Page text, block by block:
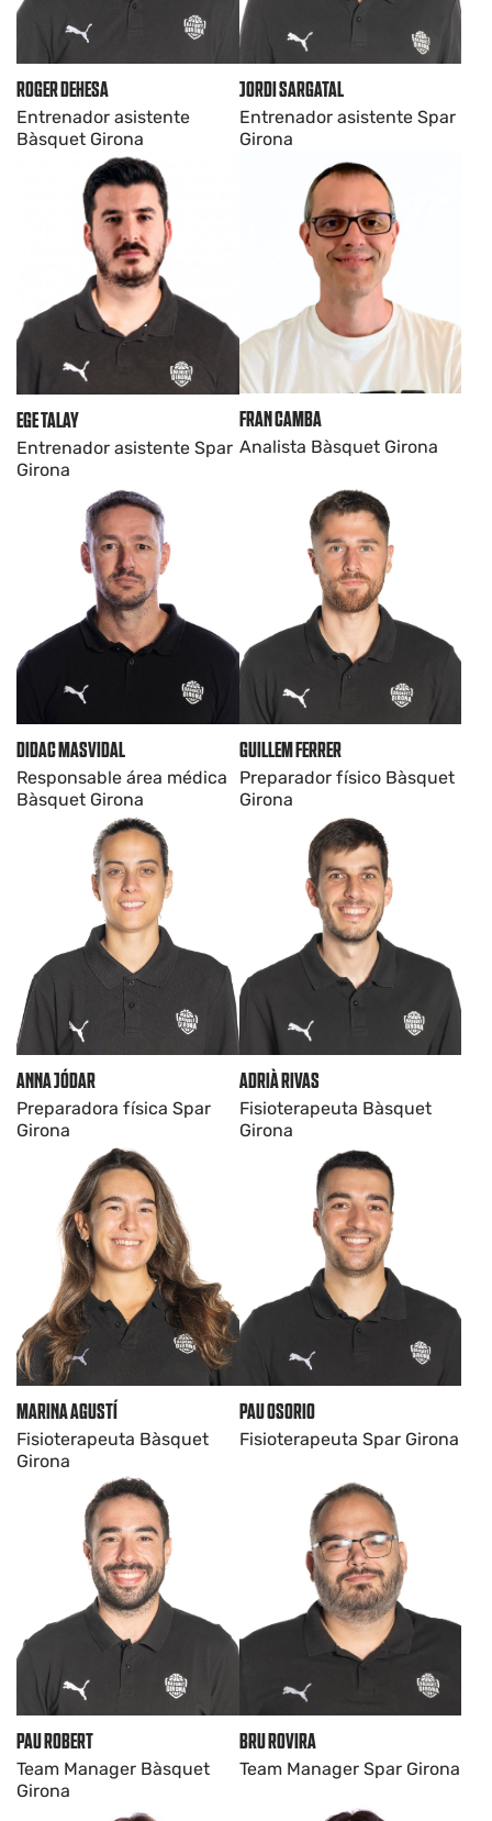
ROGER DEHESA
Entrenador asistente
Bàsquet Girona
JORDI SARGATAL
Entrenador asistente Spar
Girona
EGE TALAY
Entrenador asistente Spar
Girona
FRAN CAMBA
Analista Bàsquet Girona
DIDAC MASVIDAL
Responsable área médica
Bàsquet Girona
GUILLEM FERRER
Preparador físico Bàsquet
Girona
ANNA JÓDAR
Preparadora física Spar
Girona
ADRIÀ RIVAS
Fisioterapeuta Bàsquet
Girona
MARINA AGUSTÍ
Fisioterapeuta Bàsquet
Girona
PAU OSORIO
Fisioterapeuta Spar Girona
PAU ROBERT
Team Manager Bàsquet
Girona
BRU ROVIRA
Team Manager Spar Girona